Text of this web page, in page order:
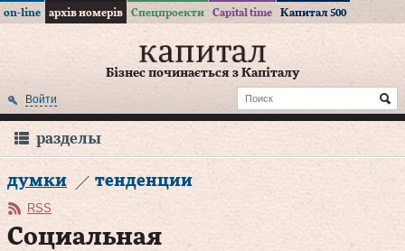
on-line архів номерів Спецпроекти Capital time Капитал 500
Бізнес починається з Капіталу
Войти
разделы
думки тенденции
RSS
Социальная